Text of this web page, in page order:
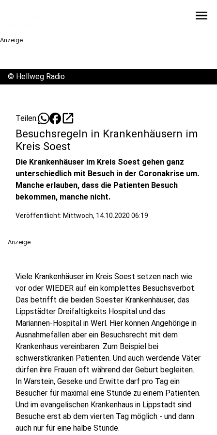
menu
Anzeige
© Hellweg Radio
Teilen: open_in_new
Besuchsregeln in Krankenhäusern im
Kreis Soest
Die Krankenhäuser im Kreis Soest gehen ganz
unterschiedlich mit Besuch in der Coronakrise um.
Manche erlauben, dass die Patienten Besuch
bekommen, manche nicht.
Veröffentlicht: Mittwoch, 14.10.2020 06:19
Anzeige
Viele Krankenhäuser im Kreis Soest setzen nach wie
vor oder WIEDER auf ein komplettes Besuchsverbot.
Das betrifft die beiden Soester Krankenhäuser, das
Lippstädter Dreifaltigkeits Hospital und das
Mariannen-Hospital in Werl. Hier können Angehörige in
Ausnahmefällen aber ein Besuchsrecht mit dem
Krankenhaus vereinbaren. Zum Beispiel bei
schwerstkranken Patienten. Und auch werdende Väter
dürfen ihre Frauen oft während der Geburt begleiten.
In Warstein, Geseke und Erwitte darf pro Tag ein
Besucher für maximal eine Stunde zu einem Patienten.
Und im evangelischen Krankenhaus in Lippstadt sind
Besuche erst ab dem vierten Tag möglich - und dann
auch nur für eine halbe Stunde.